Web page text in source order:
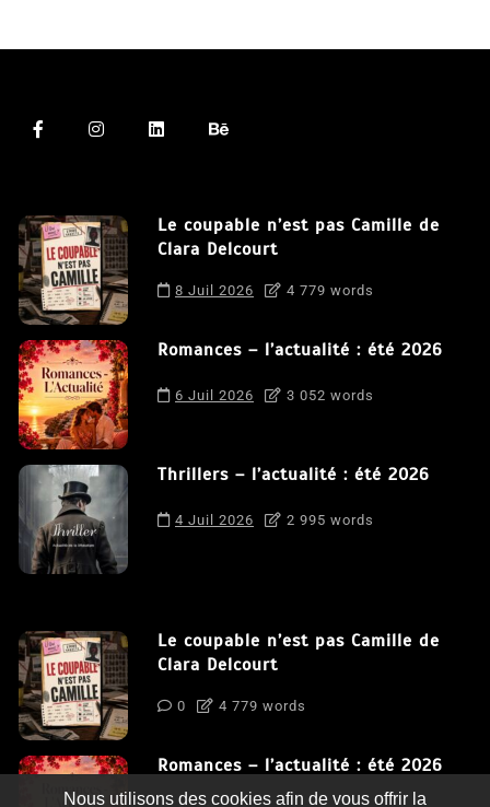
Le coupable n’est pas Camille de
Clara Delcourt
8 Juil 2026 4 779 words
Romances – l’actualité : été 2026
6 Juil 2026 3 052 words
Thrillers – l’actualité : été 2026
4 Juil 2026 2 995 words
Le coupable n’est pas Camille de
Clara Delcourt
0 4 779 words
Romances – l’actualité : été 2026
Nous utilisons des cookies afin de vous offrir la